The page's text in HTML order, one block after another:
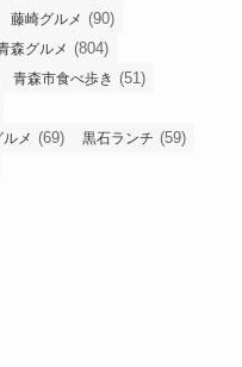
藤崎グルメ (90)
森グルメ (804)
青森市食べ歩き (51)
メ (69) 黒石ランチ (59)